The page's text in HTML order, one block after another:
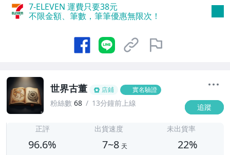
7-ELEVEN 運費只要38元
不限金額、筆數，筆筆優惠無限次！
世界古董 店鋪 實名驗證
粉絲數 68 13分鐘前上線 追蹤
正評
96.6%
出貨速度
7~8 天
未出貨率
22%